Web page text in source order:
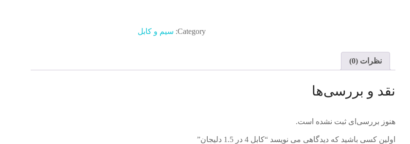
عدد
Category: سیم و کابل
نظرات (0)
نقد و بررسی‌ها
هنوز بررسی‌ای ثبت نشده است.
اولین کسی باشید که دیدگاهی می نویسد “کابل 4 در 1.5 دلیجان”